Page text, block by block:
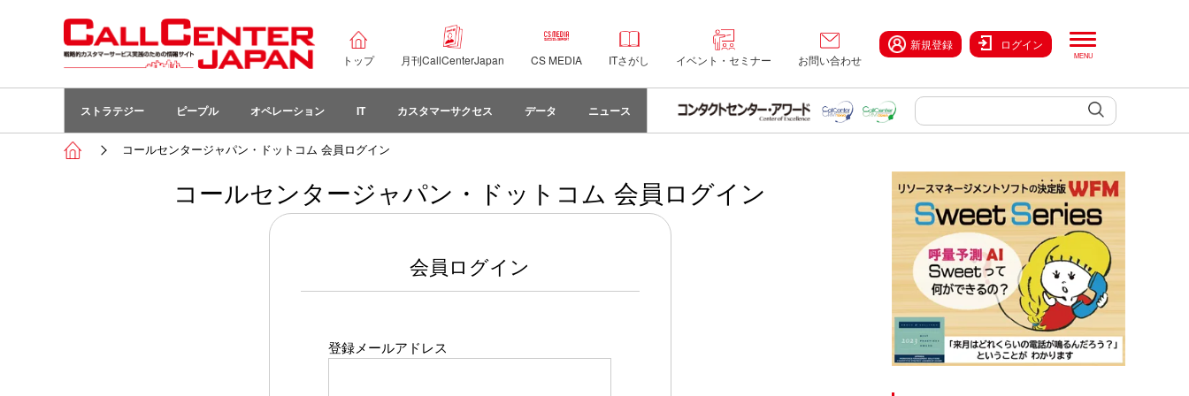
トップ 月刊CallCenterJapan CS MEDIA ITさがし イベント・セミナー お問い合わせ
新規登録 ログイン
ストラテジー ピープル オペレーション IT カスタマーサクセス データ ニュース
コールセンタージャパン・ドットコム 会員ログイン
コールセンタージャパン・ドットコム 会員ログイン
会員ログイン
登録メールアドレス